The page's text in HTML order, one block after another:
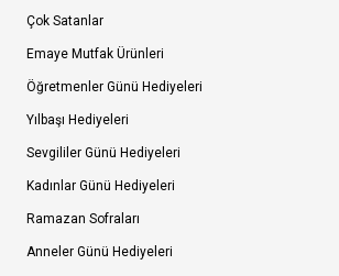
Çok Satanlar
Emaye Mutfak Ürünleri
Öğretmenler Günü Hediyeleri
Yılbaşı Hediyeleri
Sevgililer Günü Hediyeleri
Kadınlar Günü Hediyeleri
Ramazan Sofraları
Anneler Günü Hediyeleri